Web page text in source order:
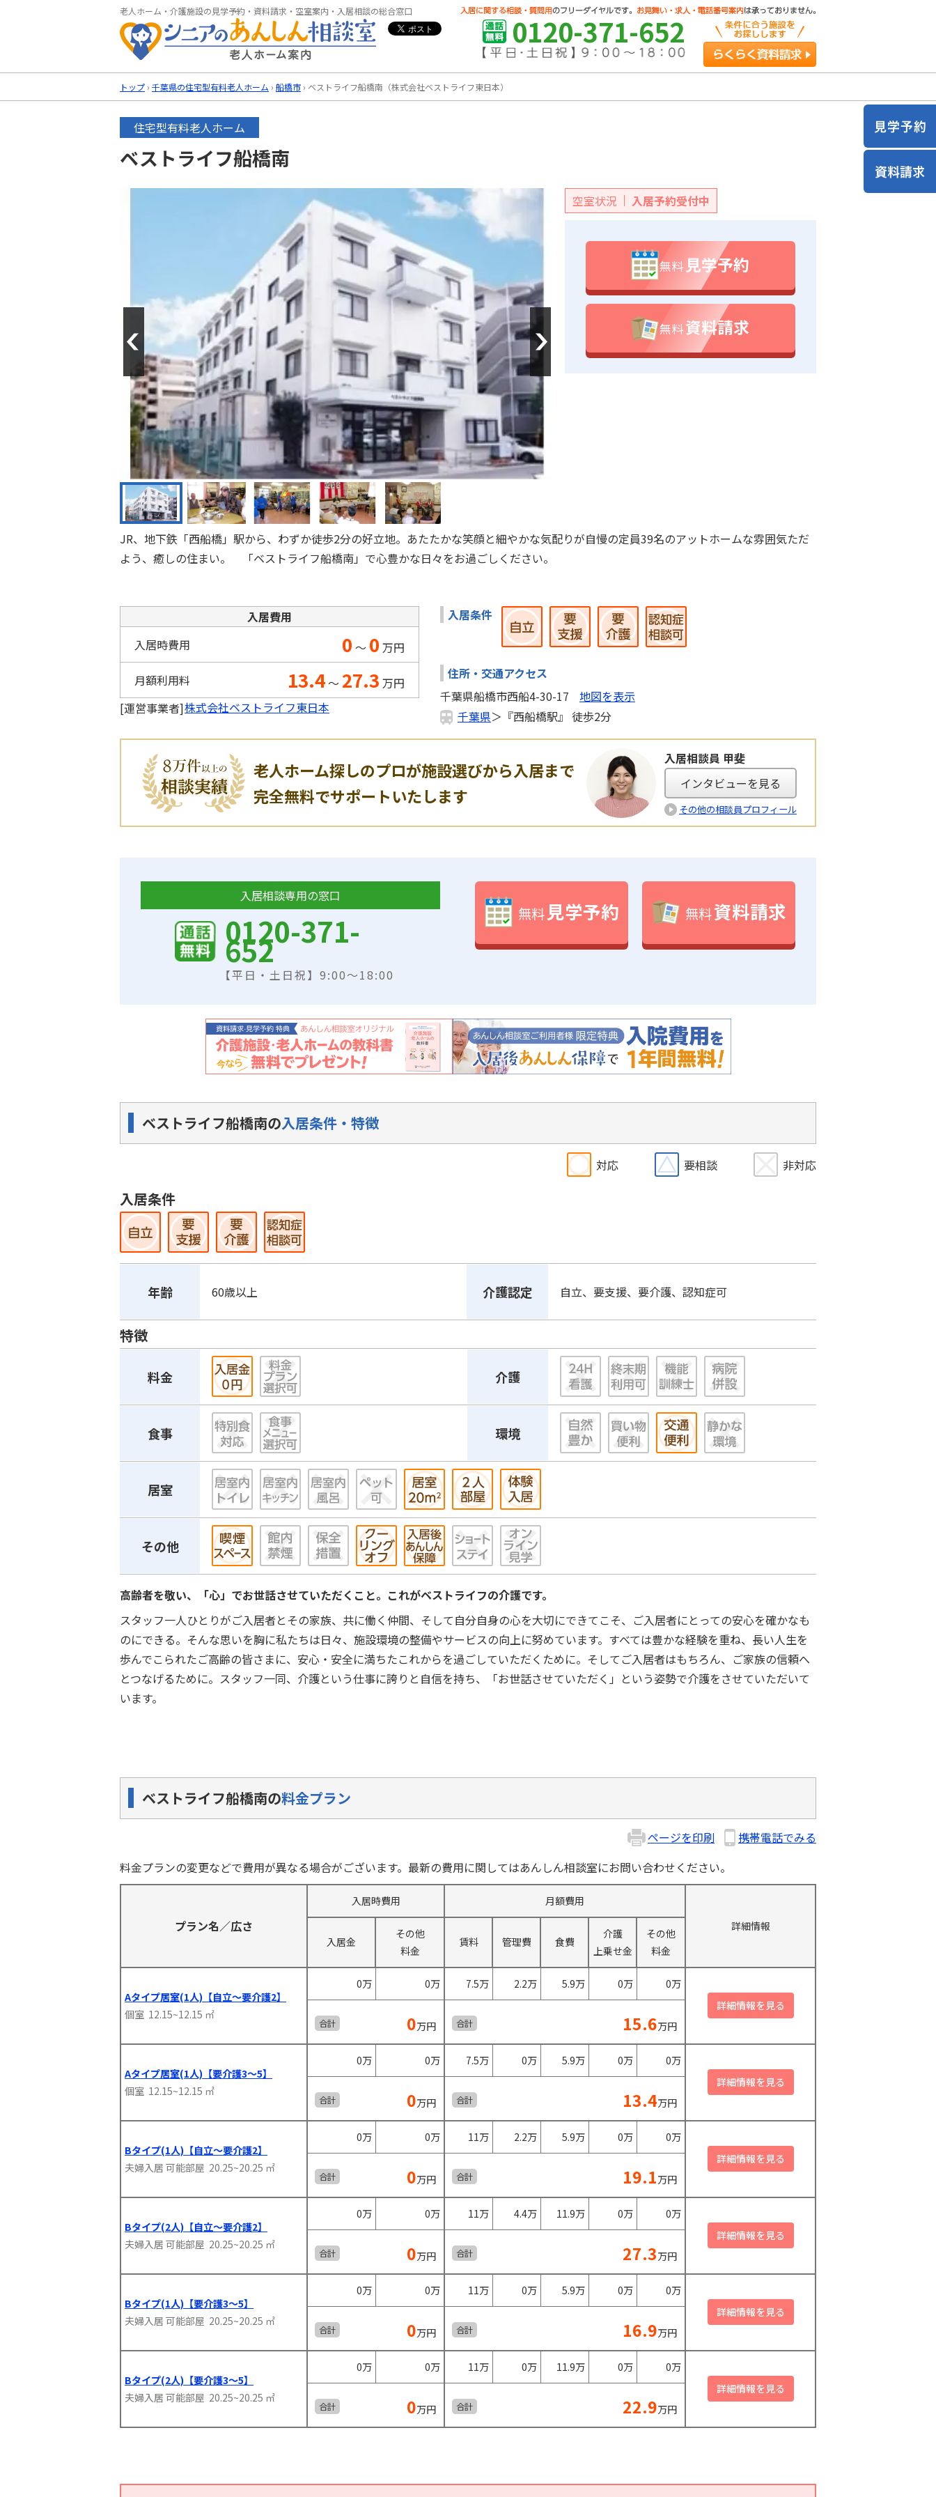
老人ホーム・介護施設の見学予約・資料請求・空室案内・入居相談の総合窓口
0120-371-652
トップ › 千葉県の住宅型有料老人ホーム › 船橋市 › ベストライフ船橋南（株式会社ベストライフ東日本）
住宅型有料老人ホーム
ベストライフ船橋南
Previous
空室状況 入居予約受付中
無料見学予約
無料資料請求
JR、地下鉄「西船橋」駅から、わずか徒歩2分の好立地。あたたかな笑顔と細やかな気配りが自慢の定員39名のアットホームな雰囲気ただ
よう、癒しの住まい。 「ベストライフ船橋南」で心豊かな日々をお過ごしください。
入居費用
入居時費用
0 ～ 0 万円
月額利用料
13.4 ～ 27.3 万円
[運営事業者]株式会社ベストライフ東日本
入居条件
住所・交通アクセス
千葉県船橋市西船4-30-17
地図を表示
千葉県＞『西船橋駅』 徒歩2分
老人ホーム探しのプロが施設選びから入居まで
完全無料でサポートいたします
入居相談員 甲斐
インタビューを見る
その他の相談員プロフィール
入居相談専用の窓口
0120-371-
652
【平日・土日祝】9:00～18:00
無料 見学予約 無料資料請求
ベストライフ船橋南の入居条件・特徴
対応 要相談 非対応
入居条件
年齢 60歳以上 介護認定 自立、要支援、要介護、認知症可
特徴
料金 介護
食事 環境
居室
その他
高齢者を敬い、「心」でお世話させていただくこと。これがベストライフの介護です。
スタッフ一人ひとりがご入居者とその家族、共に働く仲間、そして自分自身の心を大切にできてこそ、ご入居者にとっての安心を確かなも
のにできる。そんな思いを胸に私たちは日々、施設環境の整備やサービスの向上に努めています。すべては豊かな経験を重ね、長い人生を
歩んでこられたご高齢の皆さまに、安心・安全に満ちたこれからを過ごしていただくために。そしてご入居者はもちろん、ご家族の信頼へ
とつなげるために。スタッフ一同、介護という仕事に誇りと自信を持ち、「お世話させていただく」という姿勢で介護をさせていただいて
います。
ベストライフ船橋南の料金プラン
ページを印刷
携帯電話でみる
料金プランの変更などで費用が異なる場合がございます。最新の費用に関してはあんしん相談室にお問い合わせください。
プラン名／広さ
入居時費用
月額費用
詳細情報
入居金
その他
料金
賃料 管理費 食費
介護
上乗せ金
その他
料金
Aタイプ居室(1人)【自立～要介護2】
個室 12.15~12.15 ㎡
0万 0万 7.5万 2.2万 5.9万 0万 0万
合計 0万円 合計 15.6万円
Aタイプ居室(1人)【要介護3～5】
個室 12.15~12.15 ㎡
0万 0万 7.5万 0万 5.9万 0万 0万
合計 0万円 合計 13.4万円
Bタイプ(1人)【自立～要介護2】
夫婦入居 可能部屋 20.25~20.25 ㎡
0万 0万 11万 2.2万 5.9万 0万 0万
合計 0万円 合計 19.1万円
Bタイプ(2人)【自立～要介護2】
夫婦入居 可能部屋 20.25~20.25 ㎡
0万 0万 11万 4.4万 11.9万 0万 0万
合計 0万円 合計 27.3万円
Bタイプ(1人)【要介護3～5】
夫婦入居 可能部屋 20.25~20.25 ㎡
0万 0万 11万 0万 5.9万 0万 0万
合計 0万円 合計 16.9万円
Bタイプ(2人)【要介護3～5】
夫婦入居 可能部屋 20.25~20.25 ㎡
0万 0万 11万 0万 11.9万 0万 0万
合計 0万円 合計 22.9万円